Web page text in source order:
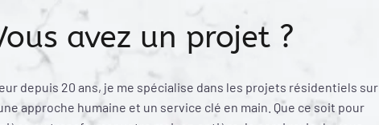
avez un projet ?
depuis 20 ans, je me spécialise dans les projets résidentiels sur
approche humaine et un service clé en main. Que ce soit pour